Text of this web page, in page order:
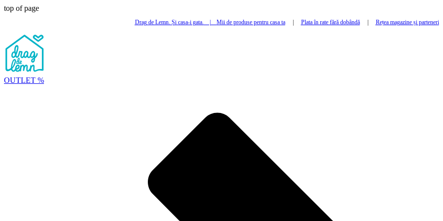
top of page
Drag de Lemn. Și casa-i gata. Mii de produse pentru casa ta| Plata în rate fără dobândă| Rețea magazine și parteneri
OUTLET %